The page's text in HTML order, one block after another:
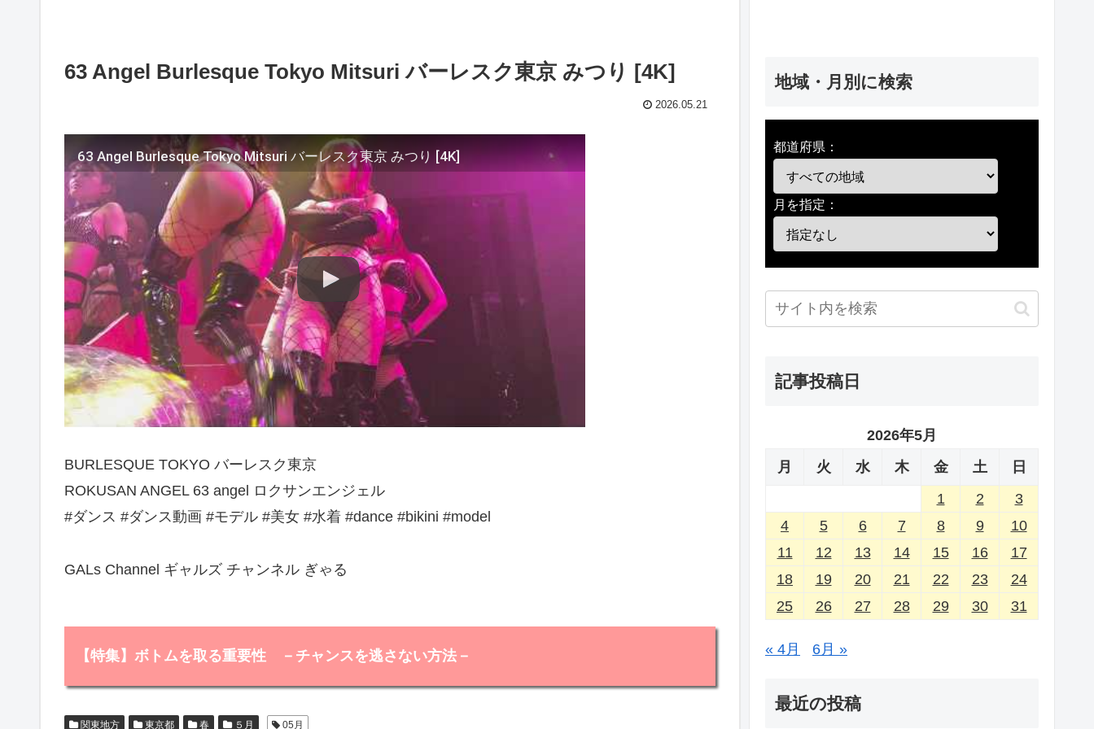
63 Angel Burlesque Tokyo Mitsuri バーレスク東京 みつり [4K]
2026.05.21
63 Angel Burlesque Tokyo Mitsuri バーレスク東京 みつり [4K]
BURLESQUE TOKYO バーレスク東京
ROKUSAN ANGEL 63 angel ロクサンエンジェル
#ダンス #ダンス動画 #モデル #美女 #水着 #dance #bikini #model
GALs Channel ギャルズ チャンネル ぎゃる
【特集】ボトムを取る重要性 －チャンスを逃さない方法－
関東地方 東京都 春 ５月 05月
地域・月別に検索
都道府県：
月を指定：
記事投稿日
2026年5月
月
火 水 木 金 土
日
1
2
3
4
5 6 7 8 9
10
11
12 13 14 15 16
17
18
19 20 21 22 23
24
25
26 27 28 29 30 31
« 4月 6月 »
最近の投稿